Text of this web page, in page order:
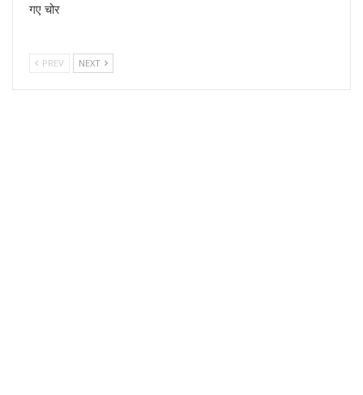
गए चोर
PREV NEXT